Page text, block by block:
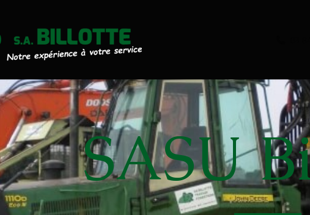
Location
Forestière
de Déchets Bois
SASU